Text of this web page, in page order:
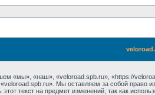
«мы», «наш», «veloroad.spb.ru», «https://
Мы оставляем за собой
текст на предмет изменений, так как